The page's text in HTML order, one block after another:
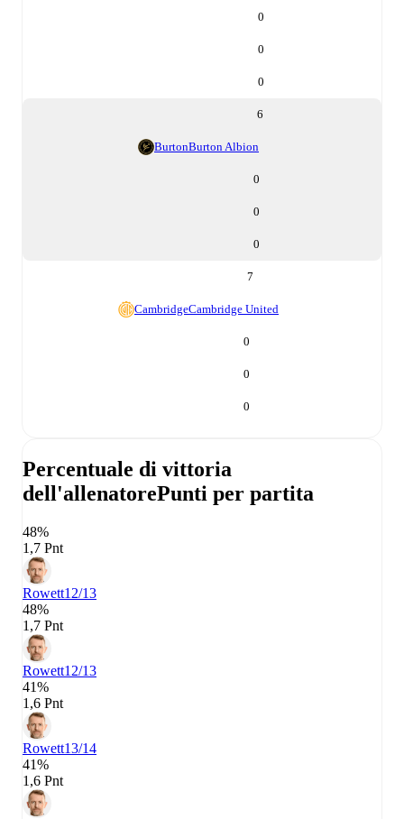
0
0
0
6
BurtonBurton Albion
0
0
0
7
CambridgeCambridge United
0
0
0
Percentuale di vittoria
dell'allenatorePunti per partita
48%
1,7 Pnt
Rowett12/13
48%
1,7 Pnt
Rowett12/13
41%
1,6 Pnt
Rowett13/14
41%
1,6 Pnt